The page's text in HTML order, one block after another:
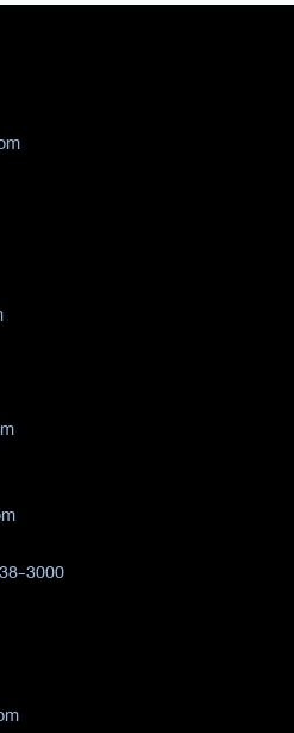
3000